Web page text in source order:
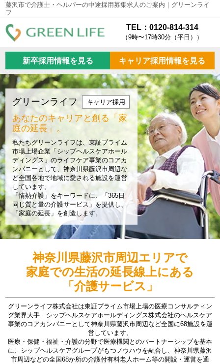
藤沢市で介護士・ヘルパーの中途採用募集求人のご案内｜グリーンライ
フ
TEL：0120-814-314
（9時〜17時30分（平日））
新卒採用情報を見る キャリア採用情報を見る
グリーンライフ キャリア採用
あなたのキャリアと創る「家
庭の延長」。
私たちグリーンライフは、東証プライム
市場上場企業「シップヘルスケアホール
ディングス」のライフケア事業のコアカ
ンパニーとして、神奈川県藤沢市周辺な
ど全国各地で地域に愛される施設を運営
しています。
「情熱介護」をキーワードに、「365日
同じ質と量の介護サービス」を提供し、
「家庭の延長」を創造します。
神奈川県藤沢市周辺エリアで
家庭での生活の延長線上にある
「介護サービス」
グリーンライフ株式会社は東証プライム市場上場の医療コンサルティン
グ業界大手 シップヘルスケアホールディングス株式会社のヘルスケア
事業のコアカンパニーとして神奈川県藤沢市周辺など全国に68施設を運
営しています。
医療・保健・福祉・介護の分野で医療機関とのパートナーシップを基本
に、シップヘルスケアグループがもつノウハウを融合し、神奈川県藤沢
市周辺などの全国68か所の介護付有料老人ホーム等の開設・運営を通